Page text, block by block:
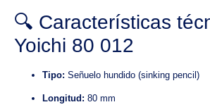
🔍 Características
Yoichi 80 012
Tipo: Señuelo hundido (sinking pencil)
Longitud: 80 mm